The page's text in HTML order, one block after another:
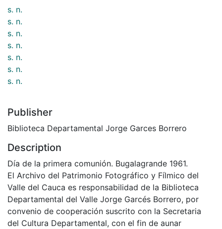
s. n.
s. n.
s. n.
s. n.
s. n.
s. n.
s. n.
Publisher
Biblioteca Departamental Jorge Garces Borrero
Description
Día de la primera comunión. Bugalagrande 1961.
El Archivo del Patrimonio Fotográfico y Fílmico del
Valle del Cauca es responsabilidad de la Biblioteca
Departamental del Valle Jorge Garcés Borrero, por
convenio de cooperación suscrito con la Secretaria
del Cultura Departamental, con el fin de aunar